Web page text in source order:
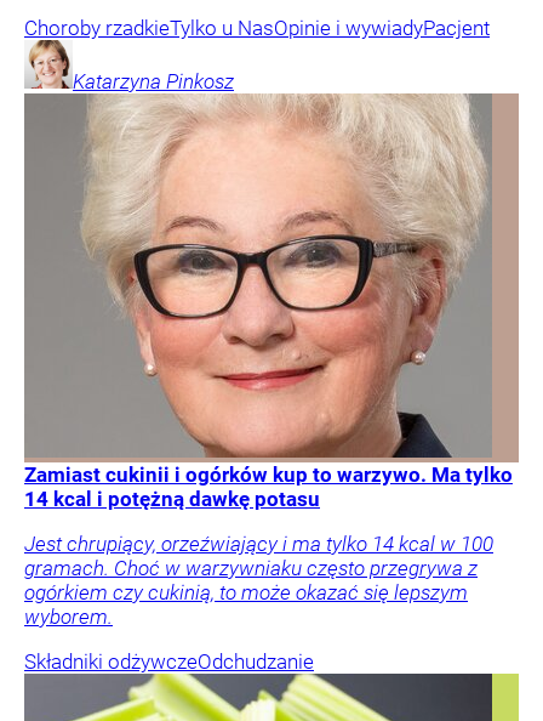
Choroby rzadkieTylko u NasOpinie i wywiadyPacjent
Katarzyna Pinkosz
Zamiast cukinii i ogórków kup to warzywo. Ma tylko
14 kcal i potężną dawkę potasu
Jest chrupiący, orzeźwiający i ma tylko 14 kcal w 100
gramach. Choć w warzywniaku często przegrywa z
ogórkiem czy cukinią, to może okazać się lepszym
wyborem.
Składniki odżywczeOdchudzanie